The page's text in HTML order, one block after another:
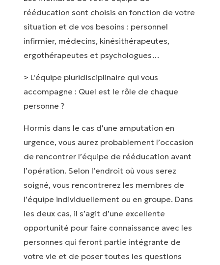
rééducation sont choisis en fonction de votre
situation et de vos besoins : personnel
infirmier, médecins, kinésithérapeutes,
ergothérapeutes et psychologues…
> L'équipe pluridisciplinaire qui vous
accompagne : Quel est le rôle de chaque
personne ?
Hormis dans le cas d'une amputation en
urgence, vous aurez probablement l’occasion
de rencontrer l’équipe de rééducation avant
l’opération. Selon l’endroit où vous serez
soigné, vous rencontrerez les membres de
l’équipe individuellement ou en groupe. Dans
les deux cas, il s’agit d’une excellente
opportunité pour faire connaissance avec les
personnes qui feront partie intégrante de
votre vie et de poser toutes les questions